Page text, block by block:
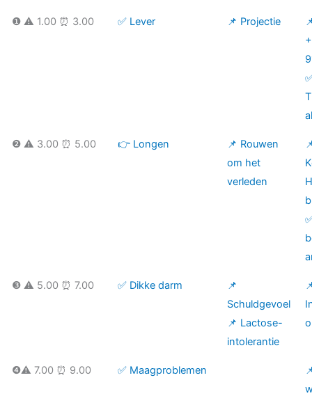
❶ ⚠️ 1.00 ⏰ 3.00 ✅ Lever 📌 Projectie
❷ ⚠️ 3.00 ⏰ 5.00 👉 Longen
📌 Rouwen
om het
verleden
❸ ⚠️ 5.00 ⏰ 7.00 ✅ Dikke darm
📌
Schuldgevoel
📌 Lactose-
intolerantie
❹⚠️ 7.00 ⏰ 9.00 ✅ Maagproblemen